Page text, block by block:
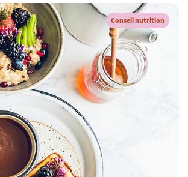
Conseil nutrition